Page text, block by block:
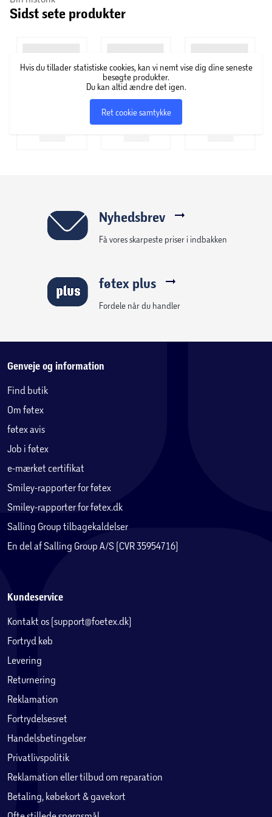
automatisk efter 3 timer.
- Åndbar og superblød microfleece
- OEKO-TEX Standard 100
- Autosluk efter 90 minutter
- Vaskbar ved 30 grader
Du får 3 års garanti på produktet.
reklamationsbehandling.
Sidst sete produkter
Hvis du tillader statistiske cookies, kan vi nemt vise dig dine seneste
besøgte produkter.
Du kan altid ændre det igen.
Ret cookie samtykke
Nyhedsbrev
Få vores skarpeste priser i indbakken
føtex plus
Fordele når du handler
Genveje og information
Find butik
Om føtex
føtex avis
Job i føtex
e-mærket certifikat
Smiley-rapporter for føtex
Smiley-rapporter for føtex.dk
Salling Group tilbagekaldelser
En del af Salling Group A/S (CVR 35954716)
Kundeservice
Kontakt os (support@foetex.dk)
Fortryd køb
Levering
Returnering
Reklamation
Fortrydelsesret
Handelsbetingelser
Privatlivspolitik
Reklamation eller tilbud om reparation
Betaling, købekort & gavekort